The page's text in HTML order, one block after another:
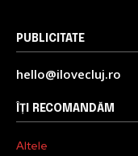
PUBLICITATE
hello@ilovecluj.ro
ÎȚI RECOMANDĂM
Altele